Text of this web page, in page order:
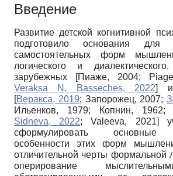
Введение
Развитие детской когнитивной
подготовило основания для
самостоятельных форм
логического и
зарубежных
[Пиаже, 2004;
Veraksa N, Basseches, 2022]
и
[Веракса, 2019; Запорожец, 2007;
Ильенков, 1979; Копнин, 1962;
Sidneva, 2022;Valeeva, 2021]
сформулировать основные
особенности этих форм
отличительной черты формальной
оперирование